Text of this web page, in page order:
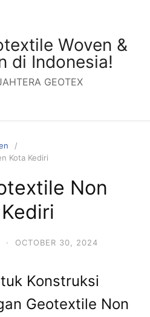
Woven &
di Indonesia!
GEOTEX
Kota Kediri
Non
· OCTOBER 30, 2024
Konstruksi
Geotextile Non